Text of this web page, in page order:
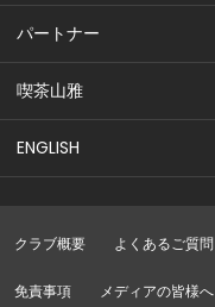
パートナー
喫茶山雅
ENGLISH
クラブ概要 よくあるご質問
免責事項 メディアの皆様へ